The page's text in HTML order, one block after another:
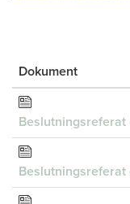
Dokument